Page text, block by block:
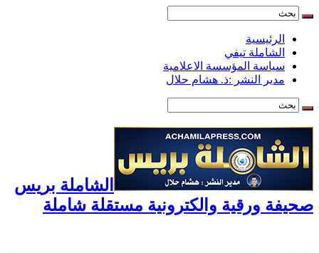
الرئيسية
الشاملة تيفي
سياسة المؤسسة الاعلامية
مدير النشر :ذ. هشام حلال
الشاملة بريس
صحيفة ورقية والكترونية مستقلة شاملة